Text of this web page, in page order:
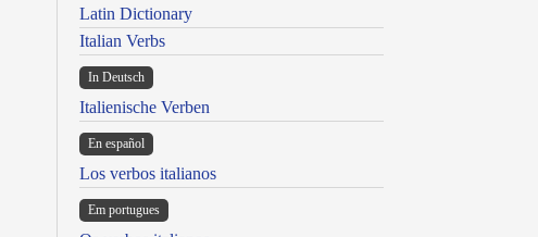
Latin Dictionary
Italian Verbs
In Deutsch
Italienische Verben
En español
Los verbos italianos
Em portugues